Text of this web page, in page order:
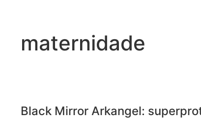
maternidade
Black Mirror Arkangel: